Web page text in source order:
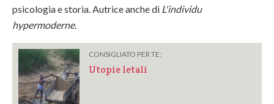
psicologia e storia. Autrice anche di L'individu
hypermoderne.
CONSIGLIATO PER TE:
Utopie letali